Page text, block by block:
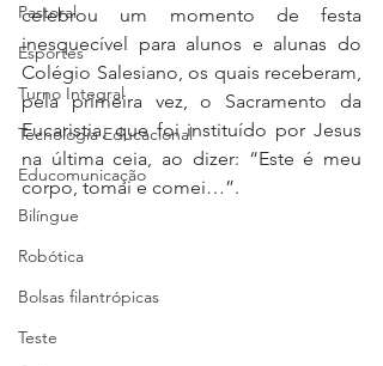
Pastoral
Esportes
Turno Integral
Tecnologia Educacional
Educomunicação
Bilíngue
Robótica
Bolsas filantrópicas
Teste
celebrou um momento de festa
inesquecível para alunos e alunas do
Colégio Salesiano, os quais receberam,
pela primeira vez, o Sacramento da
Eucaristia, que foi instituído por Jesus
na última ceia, ao dizer: “Este é meu
corpo, tomai e comei…”.